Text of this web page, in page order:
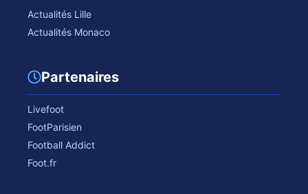
Actualités Lille
Actualités Monaco
Partenaires
Livefoot
FootParisien
Football Addict
Foot.fr